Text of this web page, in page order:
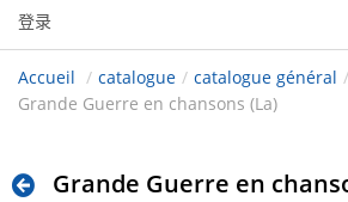
登录
Accueil / catalogue / catalogue général /
Grande Guerre en chansons (La)
Grande Guerre en